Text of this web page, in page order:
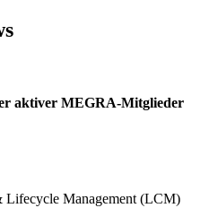
aktiver MEGRA-Mitglieder
Lifecycle Management (LCM)